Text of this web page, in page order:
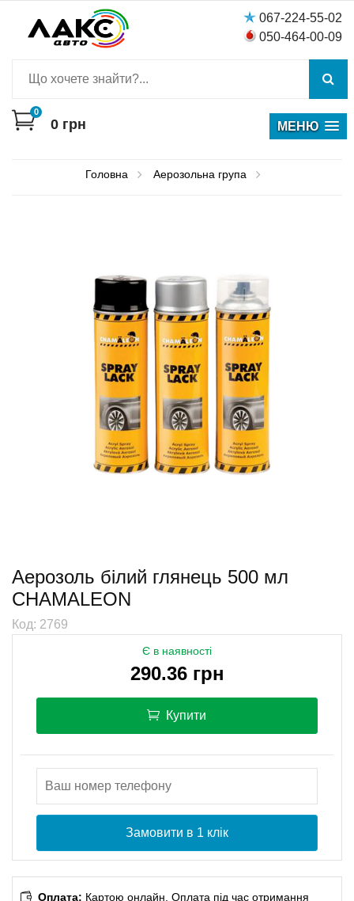
067-224-55-02
050-464-00-09
0
0 грн МЕНЮ
Головна Аерозольна група
Аерозоль білий глянець 500 мл
CHAMАLEON
Код: 2769
Є в наявності
290.36 грн
Купити
Замовити в 1 клік
Оплата: Картою онлайн, Оплата під час отримання